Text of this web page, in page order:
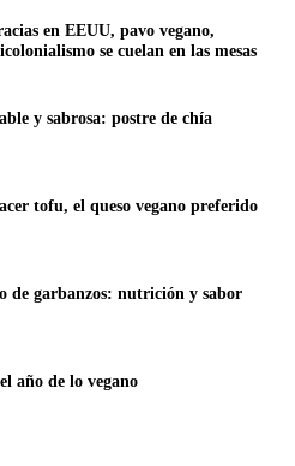
en EEUU, pavo vegano,
tofu, el queso vegano preferido
de garbanzos: nutrición y sabor
año de lo vegano